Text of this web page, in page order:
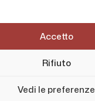
Accetto
Rifiuto
Vedi le preferenze